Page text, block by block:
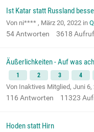
Ist Katar statt Russland
Von ni**** , März 20, 2022 in
54Antworten 3618
Äußerlichkeiten - Auf was
1 2 3 4
Von Inaktives Mitglied, Juni 6,
116 Antworten 11323
Hoden statt Hirn